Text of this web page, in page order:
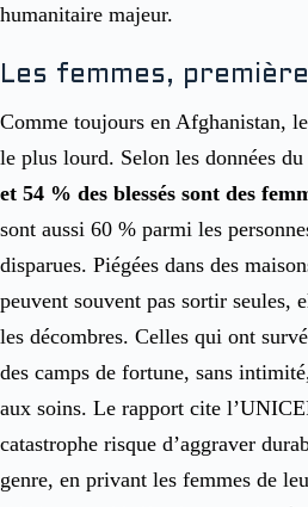
humanitaire majeur.
Les femmes,
Comme toujours en Afghanistan,
le plus lourd. Selon les données
et 54 % des blessés sont des
sont aussi 60 % parmi les
disparues. Piégées dans des
peuvent souvent pas sortir seules,
les décombres. Celles qui ont
des camps de fortune, sans
aux soins. Le rapport cite
catastrophe risque d’aggraver
genre, en privant les femmes de